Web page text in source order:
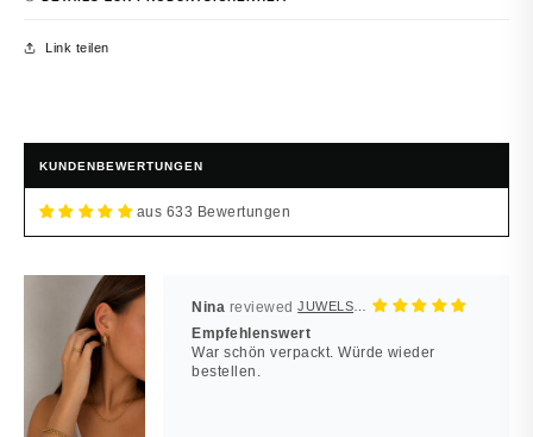
Link teilen
KUNDENBEWERTUNGEN
aus 633 Bewertungen
Nina
Empfehlenswert
War schön verpackt. Würde wieder
bestellen.